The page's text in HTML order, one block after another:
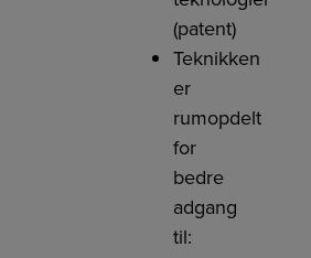
(patent)
Teknikken
er
rumopdelt
for
bedre
adgang
til: